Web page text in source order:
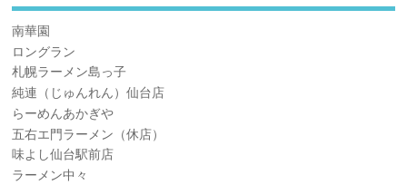
南華園
ロングラン
札幌ラーメン島っ子
純連（じゅんれん）仙台店
らーめんあかぎや
五右エ門ラーメン（休店）
味よし仙台駅前店
ラーメン中々